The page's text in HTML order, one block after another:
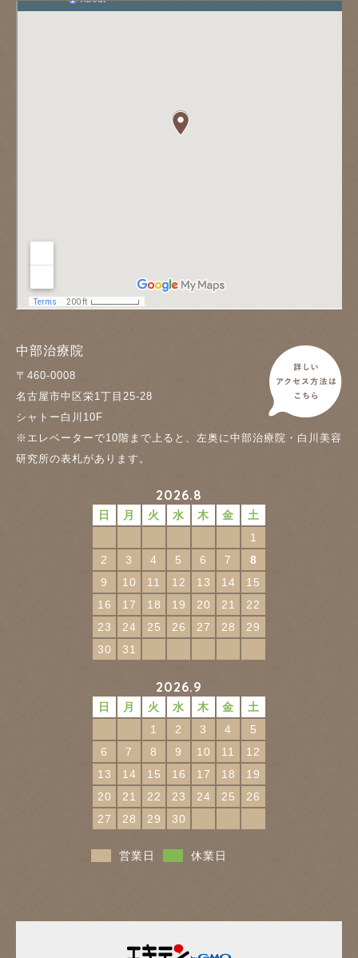
中部治療院
〒460-0008
名古屋市中区栄1丁目25-28
シャトー白川10F
※エレベーターで10階まで上ると、左奥に中部治療院・白川美容
研究所の表札があります。
2026.8
日 月 火 水 木 金
土
1
2
3 4 5 6 7
8
9
10 11 12 13 14
15
16
17 18 19 20 21
22
23
24 25 26 27 28
29
30
31
2026.9
日 月 火 水 木 金
土
1
2 3 4
5
6
7 8 9 10 11
12
13
14 15 16 17 18
19
20
21 22 23 24 25
26
27
28 29 30
営業日 休業日